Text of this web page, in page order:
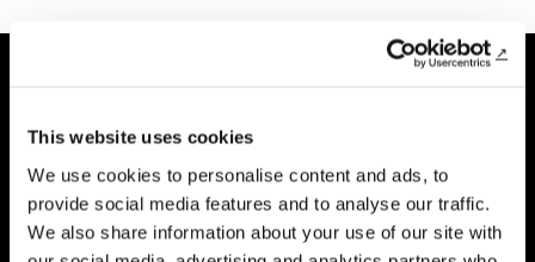
This website uses cookies
We use cookies to personalise content and ads, to
provide social media features and to analyse our traffic.
We also share information about your use of our site with
Riduci animazioni